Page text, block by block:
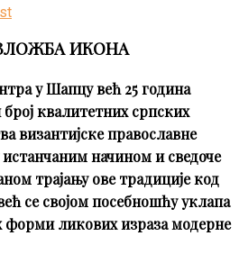
ИКОНА
у Шапцу већ 25 година
квалитетних српских
византијске православне
истанчаним начином и сведоче
трајању ове традиције код
се својом посебношћу уклапа
форми ликових израза модерне